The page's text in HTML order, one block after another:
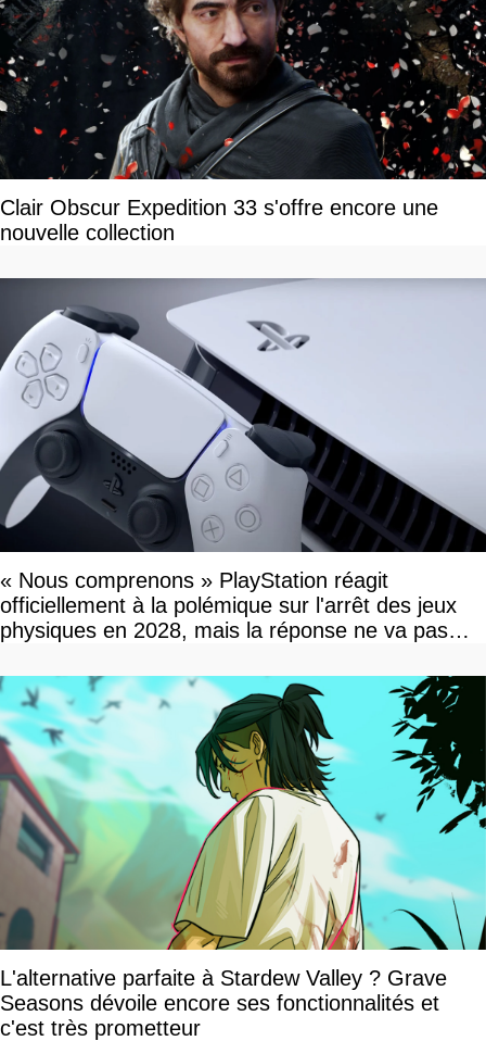
Clair Obscur Expedition 33 s'offre encore une
nouvelle collection
« Nous comprenons » PlayStation réagit
officiellement à la polémique sur l'arrêt des jeux
physiques en 2028, mais la réponse ne va pas
L'alternative parfaite à Stardew Valley ? Grave
Seasons dévoile encore ses fonctionnalités et
c'est très prometteur